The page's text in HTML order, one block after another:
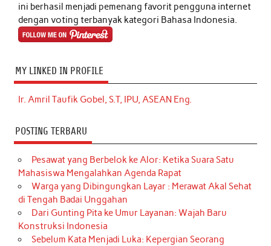
ini berhasil menjadi pemenang favorit pengguna internet
dengan voting terbanyak kategori Bahasa Indonesia.
MY LINKED IN PROFILE
Ir. Amril Taufik Gobel, S.T, IPU, ASEAN Eng.
POSTING TERBARU
Pesawat yang Berbelok ke Alor: Ketika Suara Satu
Mahasiswa Mengalahkan Agenda Rapat
Warga yang Dibingungkan Layar : Merawat Akal Sehat
di Tengah Badai Unggahan
Dari Gunting Pita ke Umur Layanan: Wajah Baru
Konstruksi Indonesia
Sebelum Kata Menjadi Luka: Kepergian Seorang